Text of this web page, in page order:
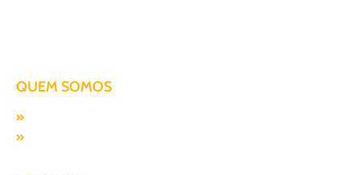
QUEM SOMOS